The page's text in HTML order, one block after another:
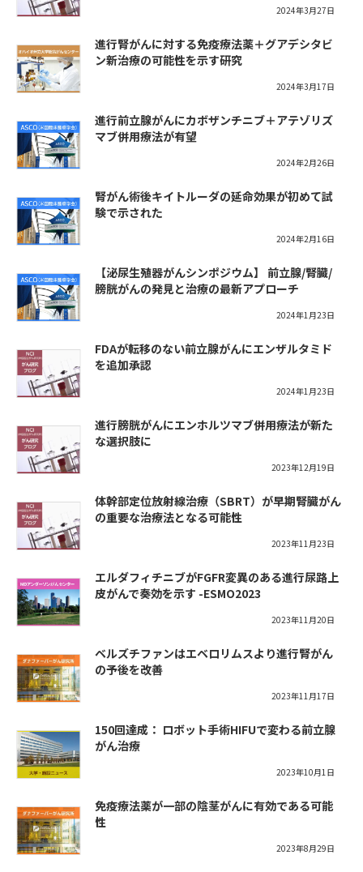
2024年3月27日
進行腎がんに対する免疫療法薬＋グアデシタビ
ン新治療の可能性を示す研究
2024年3月17日
進行前立腺がんにカボザンチニブ＋アテゾリズ
マブ併用療法が有望
2024年2月26日
腎がん術後キイトルーダの延命効果が初めて試
験で示された
2024年2月16日
【泌尿生殖器がんシンポジウム】 前立腺/腎臓/
膀胱がんの発見と治療の最新アプローチ
2024年1月23日
FDAが転移のない前立腺がんにエンザルタミド
を追加承認
2024年1月23日
進行膀胱がんにエンホルツマブ併用療法が新た
な選択肢に
2023年12月19日
体幹部定位放射線治療（SBRT）が早期腎臓がん
の重要な治療法となる可能性
2023年11月23日
エルダフィチニブがFGFR変異のある進行尿路上
皮がんで奏効を示す -ESMO2023
2023年11月20日
ベルズチファンはエベロリムスより進行腎がん
の予後を改善
2023年11月17日
150回達成： ロボット手術HIFUで変わる前立腺
がん治療
2023年10月1日
免疫療法薬が一部の陰茎がんに有効である可能
性
2023年8月29日